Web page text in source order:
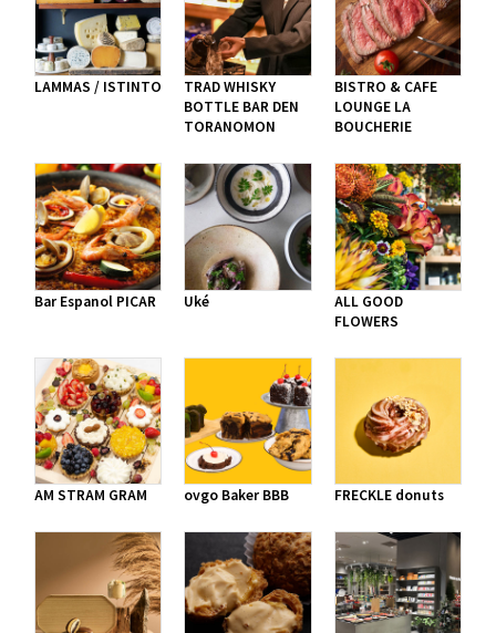
LAMMAS / ISTINTO
TRAD WHISKY
BOTTLE BAR DEN
TORANOMON
BISTRO & CAFE
LOUNGE LA
BOUCHERIE
Bar Espanol PICAR Uké
ALL GOOD
FLOWERS
AM STRAM GRAM ovgo Baker BBB FRECKLE donuts